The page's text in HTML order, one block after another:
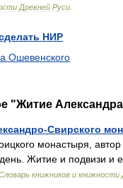
Древней Руси
НИР
Ошевенского
"Житие
Свирского
монастыря,
Житие и подвизи и
книжников и книжности